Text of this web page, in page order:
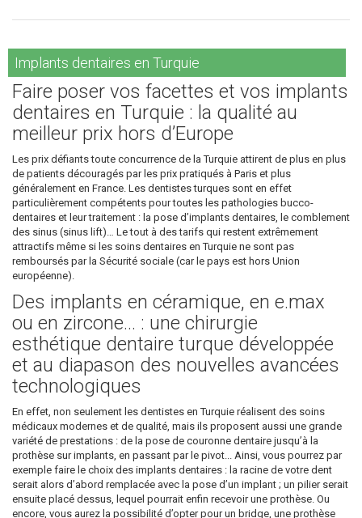
Implants dentaires en Turquie
Faire poser vos facettes et vos implants
dentaires en Turquie : la qualité au
meilleur prix hors d’Europe
Les prix défiants toute concurrence de la Turquie attirent de plus en plus
de patients découragés par les prix pratiqués à Paris et plus
généralement en France. Les dentistes turques sont en effet
particulièrement compétents pour toutes les pathologies bucco-
dentaires et leur traitement : la pose d’implants dentaires, le comblement
des sinus (sinus lift)… Le tout à des tarifs qui restent extrêmement
attractifs même si les soins dentaires en Turquie ne sont pas
remboursés par la Sécurité sociale (car le pays est hors Union
européenne).
Des implants en céramique, en e.max
ou en zircone... : une chirurgie
esthétique dentaire turque développée
et au diapason des nouvelles avancées
technologiques
En effet, non seulement les dentistes en Turquie réalisent des soins
médicaux modernes et de qualité, mais ils proposent aussi une grande
variété de prestations : de la pose de couronne dentaire jusqu’à la
prothèse sur implants, en passant par le pivot... Ainsi, vous pourrez par
exemple faire le choix des implants dentaires : la racine de votre dent
serait alors d’abord remplacée avec la pose d’un implant ; un pilier serait
ensuite placé dessus, lequel pourrait enfin recevoir une prothèse. Ou
encore, vous aurez la possibilité d’opter pour un bridge, une prothèse